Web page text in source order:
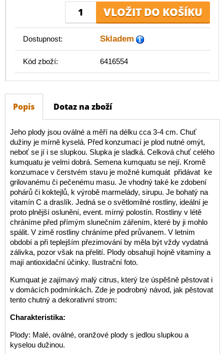
Dostupnost: Skladem
Kód zboží: 6416554
Popis Dotaz na zboží
Jeho plody jsou oválné a měří na délku cca 3-4 cm. Chuť
dužiny je mírně kyselá. Před konzumací je plod nutné omýt,
neboť se jí i se slupkou. Slupka je sladká. Celková chuť celého
kumquatu je velmi dobrá. Semena kumquatu se nejí. Kromě
konzumace v čerstvém stavu je možné kumquát přidávat ke
grilovanému či pečenému masu. Je vhodný také ke zdobení
pohárů či koktejlů, k výrobě marmelády, sirupu. Je bohatý na
vitamín C a draslík. Jedná se o světlomilné rostliny, ideální je
proto plnější oslunění, event. mírný polostín. Rostliny v létě
chráníme před přímým slunečním zářením, které by ji mohlo
spálit. V zimě rostliny chráníme před průvanem. V letním
období a při teplejším přezimování by měla být vždy vydatná
zálivka, pozor však na přelití. Plody obsahují hojně vitamíny a
mají antioxidační účinky. Ilustrační foto.
Kumquat je zajímavý malý citrus, který lze úspěšně pěstovat i
v domácích podmínkách. Zde je podrobný návod, jak pěstovat
tento chutný a dekorativní strom:
Charakteristika:
Plody: Malé, oválné, oranžové plody s jedlou slupkou a
kyselou dužinou.